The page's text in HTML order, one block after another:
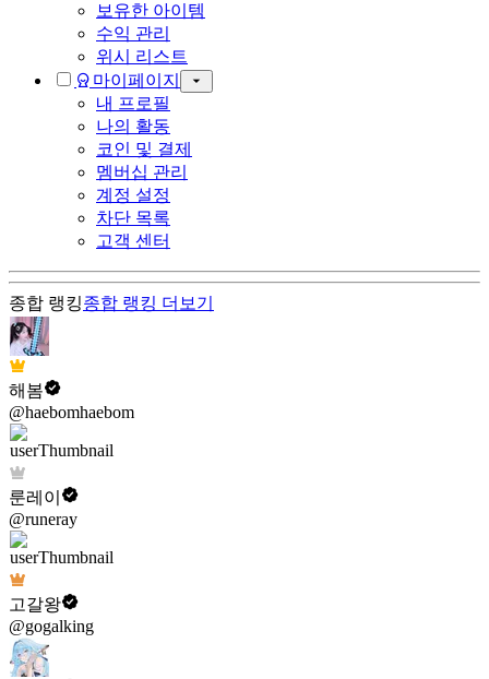
보유한 아이템
수익 관리
위시 리스트
마이페이지
내 프로필
나의 활동
코인 및 결제
멤버십 관리
계정 설정
차단 목록
고객 센터
종합 랭킹종합 랭킹 더보기
해봄
@haebomhaebom
룬레이
@runeray
고갈왕
@gogalking